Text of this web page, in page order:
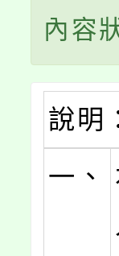
內容
說明
一、